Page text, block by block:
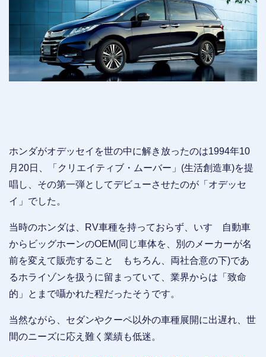
ホンダがオデッセイを世の中に解き放ったのは1994年10
月20日、「クリエイティブ・ムーバー」(生活創造車)を提
唱し、その第一弾としてデビューさせたのが「オデッセ
イ」でした。
当時のホンダは、RV車種を持っておらず、いすゞ自動車
からビッグホーンのOEM(同じ車体を、別のメーカーが名
前を変えて販売すること もちろん、両社合意の下)であ
るホライゾンを扱うに留まっていて、業界からは「致命
的」とまで囁かれた程だったそうです。
当然ながら、セダンやクーペ以外の車種展開に出遅れ、世
間のニーズに応え難く業績も低迷。